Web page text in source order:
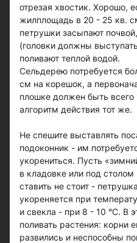
отрезая хвостик. Хорошо,
жилплощадь в 20 - 25 кв.
петрушки засыпают
(головки должны
поливают теплой водой.
Сельдерею потребуется
см на корешок, а
плошке должен быть
алгоритм действия тот же.
Не спешите выставлять
подоконник - им
укорениться. Пусть
в кладовке или под
ставить не стоит -
укореняется при
и свекла - при 8 - 10 °C. В
поливать растения: корни
развились и неспособны